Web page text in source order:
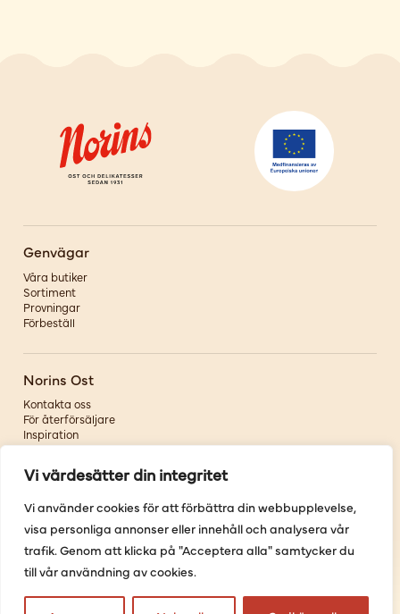
Vi värdesätter din integritet
Vi använder cookies för att förbättra din webbupplevelse,
visa personliga annonser eller innehåll och analysera vår
trafik. Genom att klicka på "Acceptera alla" samtycker du
till vår användning av cookies.
Genvägar
Våra butiker
Sortiment
Provningar
Förbeställ
Norins Ost
Kontakta oss
För återförsäljare
Inspiration
Om oss
Följ oss
Facebook
Instagram
Youtube